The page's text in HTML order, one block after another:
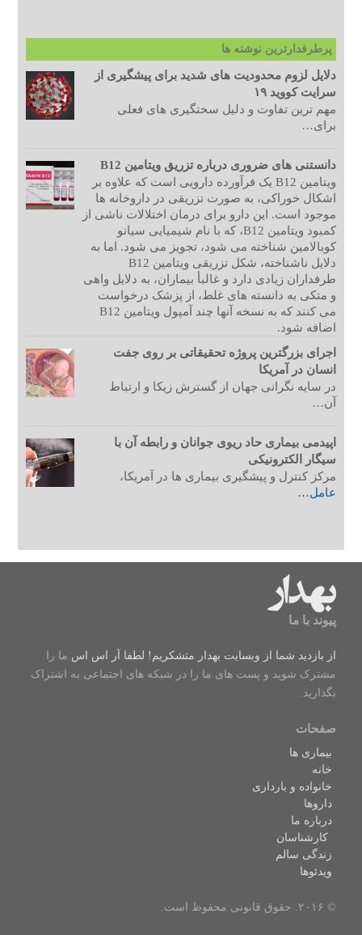
پرطرفدارترین نوشته ها
دلایل لزوم محدودیت های شدید برای پیشگیری از
سرایت کووید ۱۹
مهم ترین تفاوت و دلیل سختگیری های فعلی
برای…
دانستنی های ضروری درباره تزریق ویتامین B12
ویتامین B12 یک فرآورده دارویی است که علاوه بر
اشکال خوراکی، به صورت تزریقی در داروخانه ها
موجود است. این دارو برای درمان اختلالات ناشی از
کمبود ویتامین B12، که با نام شیمیایی سیانو
کوبالامین شناخته می شود، تجویز می شود. اما به
دلایل ناشناخته، شکل تزریقی ویتامین B12
طرفداران زیادی دارد و غالبأ بیماران، به دلایل واهی
و متکی به دانسته های غلط، از پزشک درخواست
می کنند که به نسخه آنها چند آمپول ویتامین B12
اضافه شود.
اجرای بزرگترین پروژه تحقیقاتی بر روی جفت
انسان در آمریکا
در سایه نگرانی جهان از گسترش زیکا و ارتباط
آن…
اپیدمی بیماری حاد ریوی جوانان و رابطه آن با
سیگار الکترونیکی
مرکز کنترل و پیشگیری بیماری ها در آمریکا،
عامل…
پیوند با ما
از بازدید شما از وبسایت بهدار متشکریم! لطفا آر اس اس ما را
مشترک شوید و پست های ما را در شبکه های اجتماعی به اشتراک
بگذارید.
صفحات
بیماری ها
خانه
خانواده و بارداری
داروها
درباره ما
کارشناسان
زندگی سالم
ویدئوها
© ۲۰۱۶. حقوق قانونی محفوظ است.